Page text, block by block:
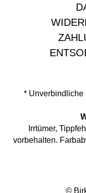
* Unverbindliche
Irrtümer,
vorbehalten.
©